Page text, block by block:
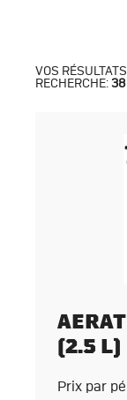
VOS
RECHERCHE: 38
(2.5 L)
Prix par